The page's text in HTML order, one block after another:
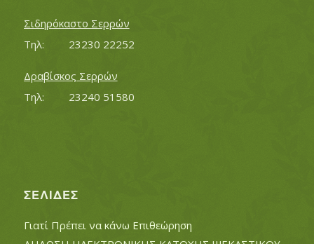
Σιδηρόκαστο Σερρών
Τηλ:		23230 22252
Δραβίσκος Σερρών
Τηλ:		23240 51580
ΣΕΛΊΔΕΣ
Γιατί Πρέπει να κάνω Επιθεώρηση